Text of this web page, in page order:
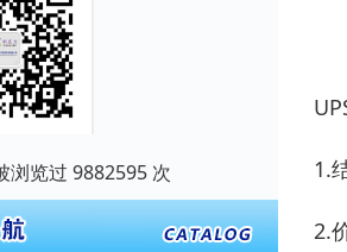
浏览过 9882595 次 1.
2.